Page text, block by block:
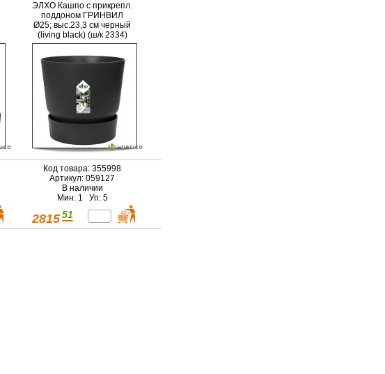
ЭЛХО Кашпо с прикрепл.
поддоном ГРИНВИЛ
Ø25; выс.23,3 см черный
(living black) (ш/к 2334)
Код товара: 355998
Артикул: 059127
В наличии
Мин: 1 Уп: 5
2815 51